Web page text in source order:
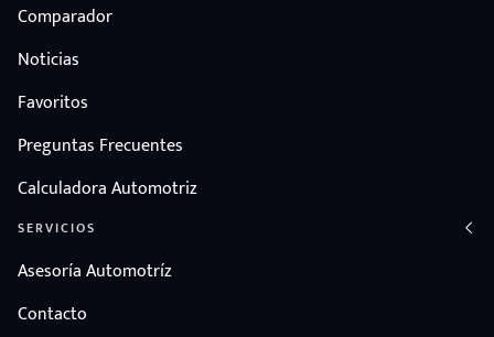
Comparador
Noticias
Favoritos
Preguntas Frecuentes
Calculadora Automotriz
SERVICIOS
Asesoría Automotríz
Contacto